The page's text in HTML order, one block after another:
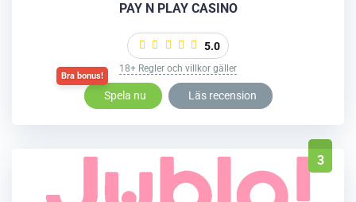
PAY N PLAY CASINO
5.0
18+ Regler och villkor gäller
Spela nu Läs recension
3